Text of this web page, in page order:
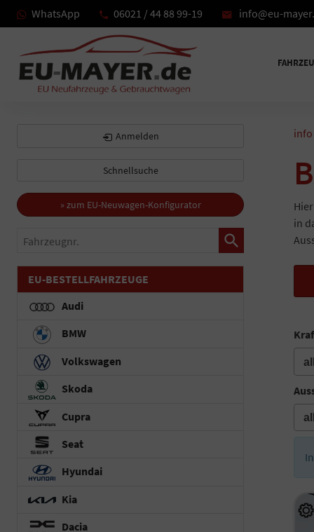
WhatsApp 06021 / 44 88 99-19 info@eu-
info
in
Anmelden
Schnellsuche
» zum EU-Neuwagen-Konfigurator
Fahrzeugnr.
EU-BESTELLFAHRZEUGE
Audi
BMW
Volkswagen
Skoda
Cupra
Seat
Hyundai
Kia
Dacia